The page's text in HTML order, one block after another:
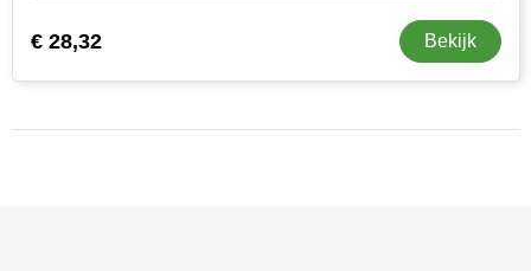
€ 28,32 Bekijk